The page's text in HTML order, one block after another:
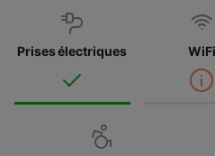
Prises électriques WiFi